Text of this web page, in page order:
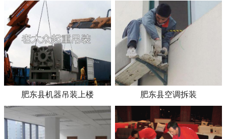
肥东县机器吊装上楼 肥东县空调拆装